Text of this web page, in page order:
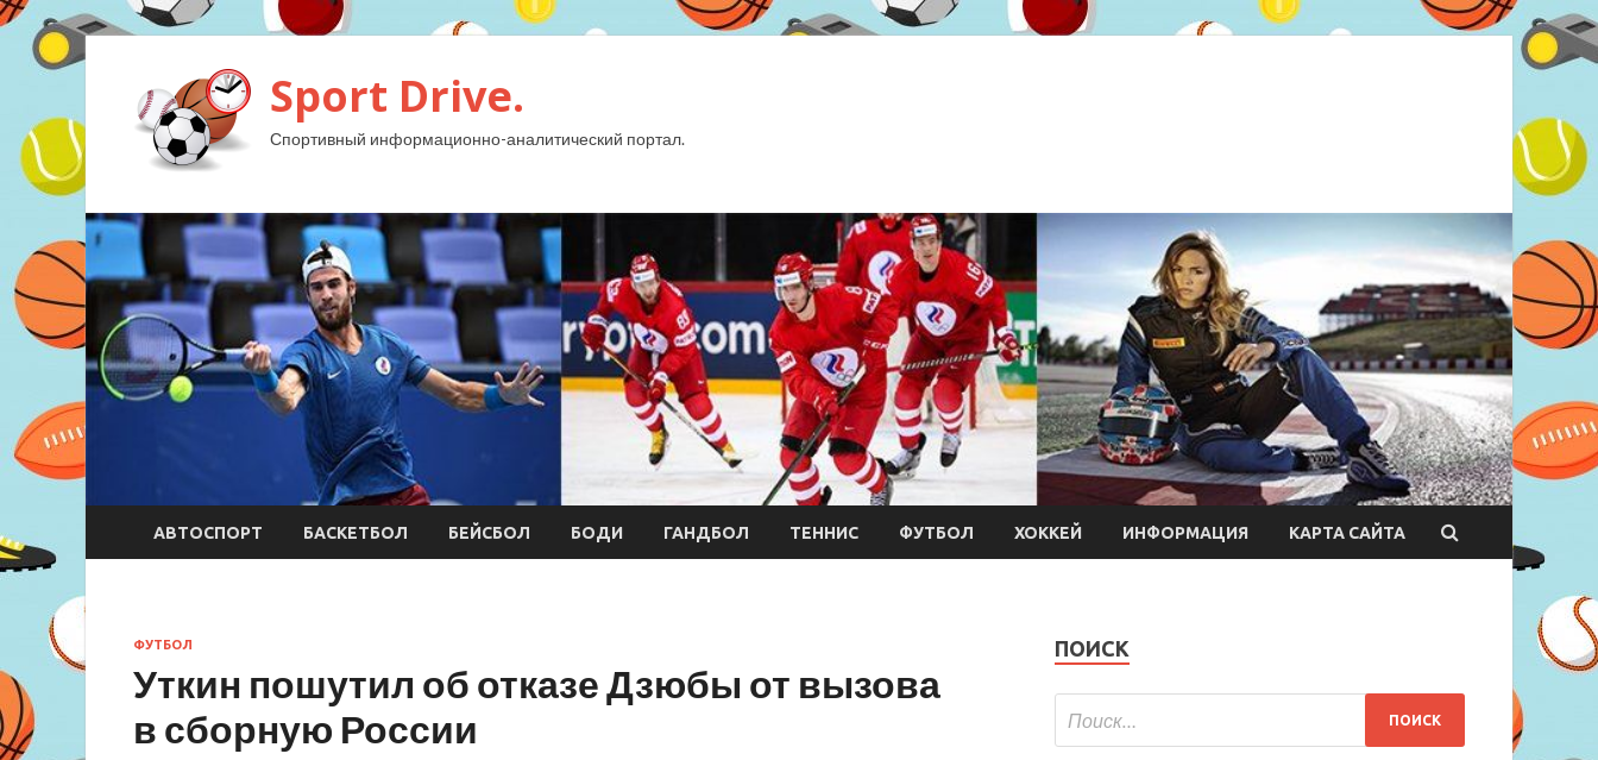
Sport Drive.
Спортивный информационно-аналитический портал.
АВТОСПОРТ БАСКЕТБОЛ БЕЙСБОЛ БОДИ ГАНДБОЛ ТЕННИС ФУТБОЛ ХОККЕЙ ИНФОРМАЦИЯ КАРТА САЙТА
ФУТБОЛ
Уткин пошутил об отказе Дзюбы от вызова
в сборную России
ПОИСК